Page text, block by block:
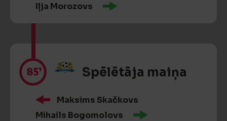
Iļja Morozovs
85’ Spēlētāja maiņa
Maksims Skačkovs
Mihails Bogomolovs